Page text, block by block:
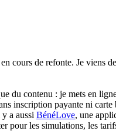
cours de refonte. Je viens
du contenu : je mets en
inscription payante ni carte
a aussi BénéLove, une
pour les simulations, les